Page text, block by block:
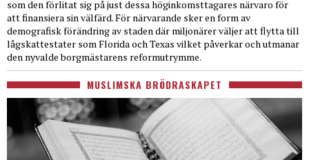
som den förlitat sig på just dessa höginkomsttagares närvaro för
att finansiera sin välfärd. För närvarande sker en form av
demografisk förändring av staden där miljonärer väljer att flytta till
lågskattestater som Florida och Texas vilket påverkar och utmanar
den nyvalde borgmästarens reformutrymme.
MUSLIMSKA BRÖDRASKAPET